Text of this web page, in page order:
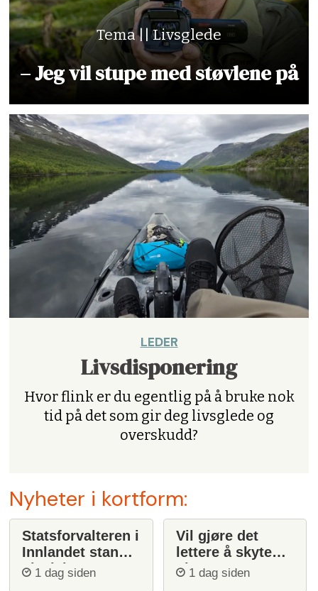
Tema || Livsglede
– Jeg vil stupe med støvlene på
LEDER
Livsdisponering
Hvor flink er du egentlig på å bruke nok
tid på det som gir deg livsglede og
overskudd?
Nyheter i kortform:
Statsforvalteren i
Innlandet stanser
ulvejakt
1 dag siden
Vil gjøre det
lettere å skyte
ulv1 dag siden